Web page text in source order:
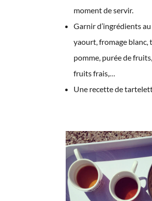
moment de servir.
Garnir d’ingrédients
yaourt, fromage blanc,
pomme, purée de
fruits frais,…
Une recette de